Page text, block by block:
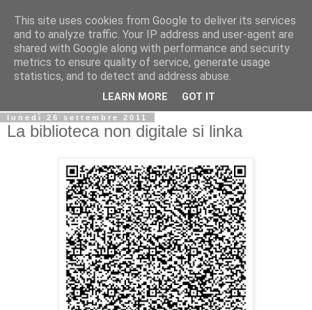
Biblio@rti in
Il Blog della Biblioteca di Area delle arti per condividere
informazioni iniziative incontri
lunedì 26 settembre 2011
La biblioteca non digitale si linka
This site uses cookies from Google to deliver its services
and to analyze traffic. Your IP address and user-agent are
shared with Google along with performance and security
metrics to ensure quality of service, generate usage
statistics, and to detect and address abuse.
LEARN MORE GOT IT